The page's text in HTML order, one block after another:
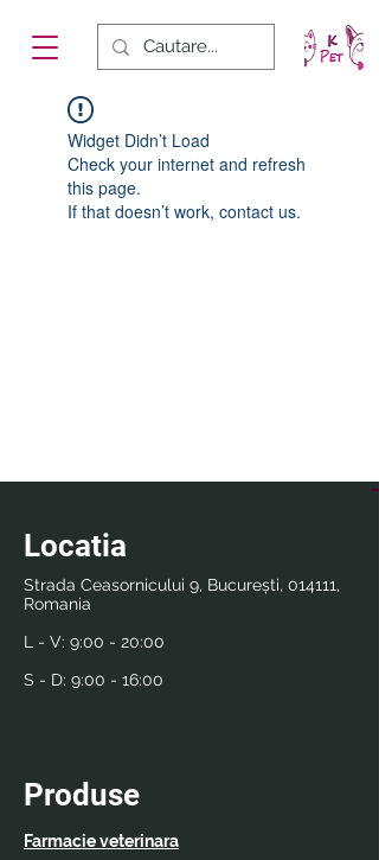
Widget Didn’t Load
Check your internet and refresh
this page.
If that doesn’t work, contact us.
Locatia
Strada Ceasornicului 9, București, 014111,
Romania
L - V: 9:00 - 20:00
S - D: 9:00 - 16:00
Produse
Farmacie veterinara